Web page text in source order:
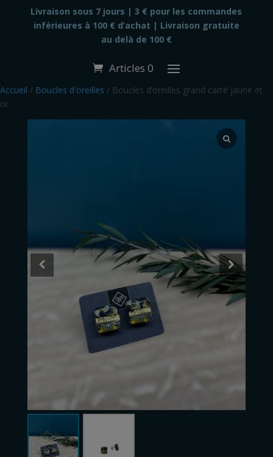
Livraison sous 7 jours | 3 € pour les commandes
inférieures à 100 € d’achat | Livraison gratuite
au delà de 100 €
Articles 0
Accueil / Boucles d'oreilles / Boucles d’oreilles grand carré jaune et
or
modal-check